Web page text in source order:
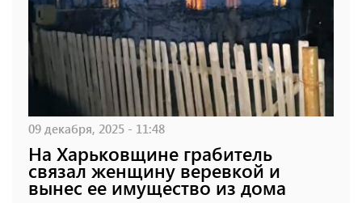
09 декабря, 2025 - 11:48
На Харьковщине грабитель
связал женщину веревкой и
вынес ее имущество из дома